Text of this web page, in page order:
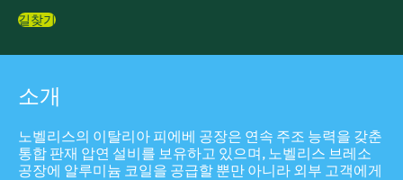
길찾기
소개
노벨리스의 이탈리아 피에베 공장은 연속 주조 능력을 갖춘
통합 판재 압연 설비를 보유하고 있으며, 노벨리스 브레소
공장에 알루미늄 코일을 공급할 뿐만 아니라 외부 고객에게